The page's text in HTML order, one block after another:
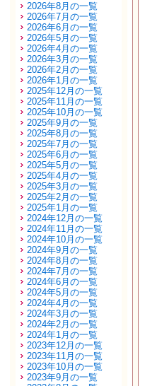
2026年8月の一覧
2026年7月の一覧
2026年6月の一覧
2026年5月の一覧
2026年4月の一覧
2026年3月の一覧
2026年2月の一覧
2026年1月の一覧
2025年12月の一覧
2025年11月の一覧
2025年10月の一覧
2025年9月の一覧
2025年8月の一覧
2025年7月の一覧
2025年6月の一覧
2025年5月の一覧
2025年4月の一覧
2025年3月の一覧
2025年2月の一覧
2025年1月の一覧
2024年12月の一覧
2024年11月の一覧
2024年10月の一覧
2024年9月の一覧
2024年8月の一覧
2024年7月の一覧
2024年6月の一覧
2024年5月の一覧
2024年4月の一覧
2024年3月の一覧
2024年2月の一覧
2024年1月の一覧
2023年12月の一覧
2023年11月の一覧
2023年10月の一覧
2023年9月の一覧